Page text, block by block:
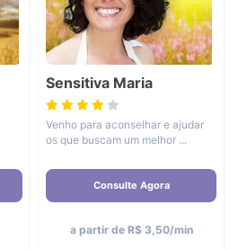
Sensitiva Maria
Venho para aconselhar e ajudar
os que buscam um melhor ...
Consulte Agora
a partir de R$ 3,50/min